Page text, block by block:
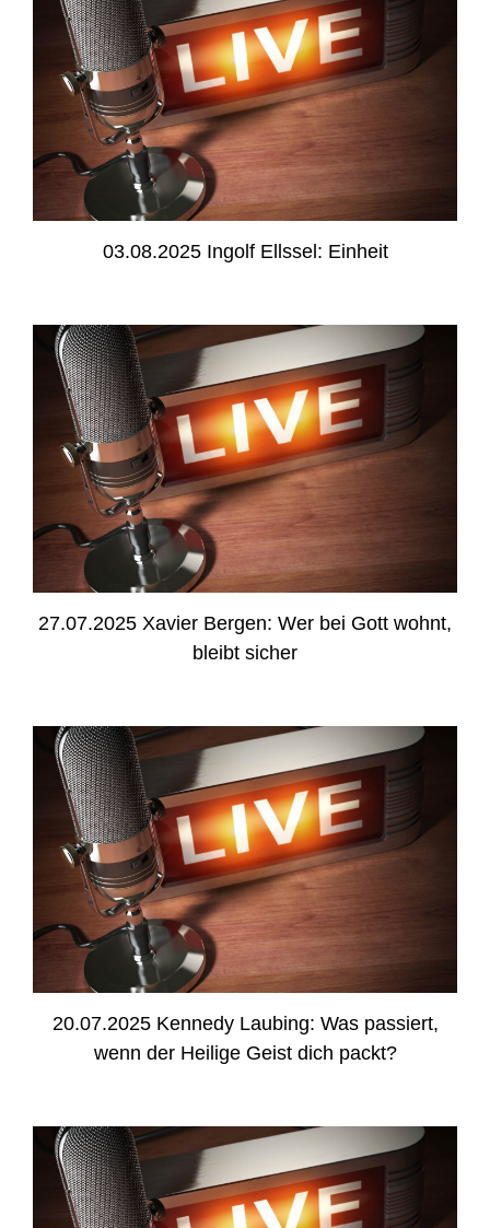
03.08.2025 Ingolf Ellssel: Einheit
27.07.2025 Xavier Bergen: Wer bei Gott wohnt,
bleibt sicher
20.07.2025 Kennedy Laubing: Was passiert,
wenn der Heilige Geist dich packt?